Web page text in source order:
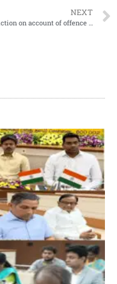
NEXT
Conviction on account of offence committed in violation of the provisions of the Income Tax Act, 1961 – Conviction obtained during the month of January 2025 in Tamilnadu & Pondicherry charge of Income Tax Department